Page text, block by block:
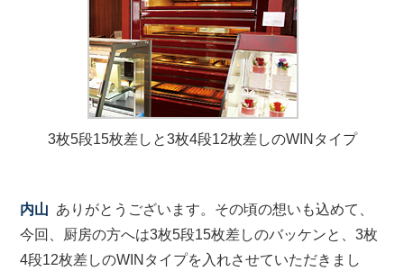
3枚5段15枚差しと3枚4段12枚差しのWINタイプ
内山 ありがとうございます。その頃の想いも込めて、
今回、厨房の方へは3枚5段15枚差しのバッケンと、3枚
4段12枚差しのWINタイプを入れさせていただきまし